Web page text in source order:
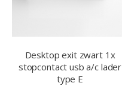
Desktop exit zwart 1x
stopcontact usb a/c lader
type E